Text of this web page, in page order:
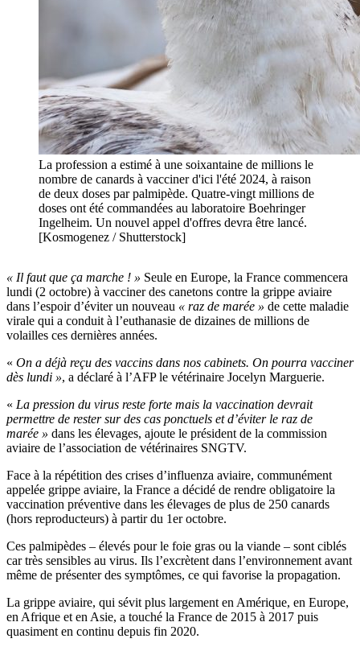
La profession a estimé à une soixantaine de millions le
nombre de canards à vacciner d'ici l'été 2024, à raison
de deux doses par palmipède. Quatre-vingt millions de
doses ont été commandées au laboratoire Boehringer
Ingelheim. Un nouvel appel d'offres devra être lancé.
[Kosmogenez / Shutterstock]
« Il faut que ça marche ! » Seule en Europe, la France commencera
lundi (2 octobre) à vacciner des canetons contre la grippe aviaire
dans l’espoir d’éviter un nouveau « raz de marée » de cette maladie
virale qui a conduit à l’euthanasie de dizaines de millions de
volailles ces dernières années.
« On a déjà reçu des vaccins dans nos cabinets. On pourra vacciner
dès lundi », a déclaré à l’AFP le vétérinaire Jocelyn Marguerie.
« La pression du virus reste forte mais la vaccination devrait
permettre de rester sur des cas ponctuels et d’éviter le raz de
marée » dans les élevages, ajoute le président de la commission
aviaire de l’association de vétérinaires SNGTV.
Face à la répétition des crises d’influenza aviaire, communément
appelée grippe aviaire, la France a décidé de rendre obligatoire la
vaccination préventive dans les élevages de plus de 250 canards
(hors reproducteurs) à partir du 1er octobre.
Ces palmipèdes – élevés pour le foie gras ou la viande – sont ciblés
car très sensibles au virus. Ils l’excrètent dans l’environnement avant
même de présenter des symptômes, ce qui favorise la propagation.
La grippe aviaire, qui sévit plus largement en Amérique, en Europe,
en Afrique et en Asie, a touché la France de 2015 à 2017 puis
quasiment en continu depuis fin 2020.